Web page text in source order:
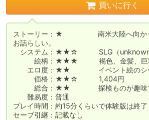
買いに行く
ストーリー：★　　　　　南米大陸へ向か
お話らしい。
システム：★★☆　　　SLG（unknown
絵柄：★★★　　　褐色、金髪、巨
エロ度：★★　　　　イベント絵のシ
価格：★★☆　　　1,404円
総合：★★　　　　探検ものが趣味で
難易度：普通
プレイ時間：約15分くらいで体験版は終了
セーブ引継：記載なし